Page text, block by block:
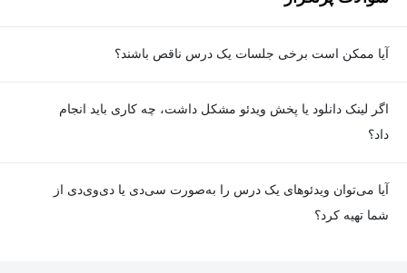
آیا ممکن است برخی جلسات یک درس ناقص باشند؟
اگر لینک دانلود یا پخش ویدئو مشکل داشت، چه کاری باید انجام
داد؟
آیا می‌توان ویدئوهای یک درس را به‌صورت سی‌دی یا دی‌وی‌دی از
شما تهیه کرد؟